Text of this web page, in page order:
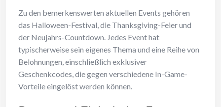
Zu den bemerkenswerten aktuellen Events gehören
das Halloween-Festival, die Thanksgiving-Feier und
der Neujahrs-Countdown. Jedes Event hat
typischerweise sein eigenes Thema und eine Reihe von
Belohnungen, einschließlich exklusiver
Geschenkcodes, die gegen verschiedene In-Game-
Vorteile eingelöst werden können.